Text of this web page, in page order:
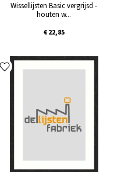
Wissellijsten Basic vergrijsd -
houten w...
€ 22,85